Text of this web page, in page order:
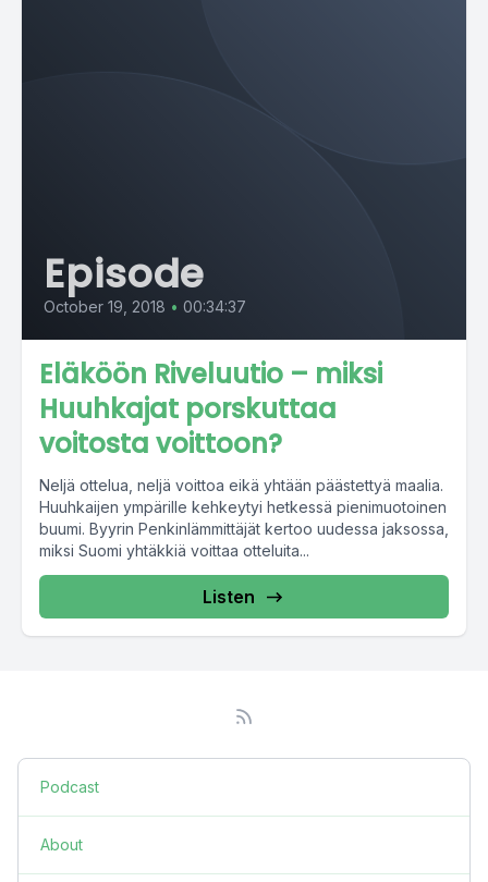
Episode
October 19, 2018 • 00:34:37
Eläköön Riveluutio – miksi
Huuhkajat porskuttaa
voitosta voittoon?
Neljä ottelua, neljä voittoa eikä yhtään päästettyä maalia.
Huuhkaijen ympärille kehkeytyi hetkessä pienimuotoinen
buumi. Byyrin Penkinlämmittäjät kertoo uudessa jaksossa,
miksi Suomi yhtäkkiä voittaa otteluita...
Listen
Podcast
About